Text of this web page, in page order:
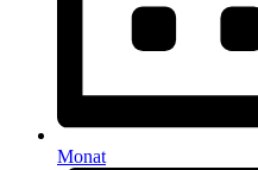
Monat